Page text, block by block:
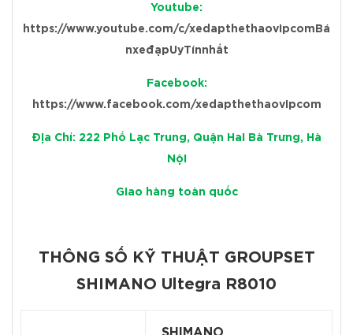
Youtube:
https://www.youtube.com/c/xedapthethaovipcomBá
nxeđạpUyTínnhất
Facebook:
https://www.facebook.com/xedapthethaovipcom
Địa Chỉ: 222 Phố Lạc Trung, Quận Hai Bà Trưng, Hà
Nội
Giao hàng toàn quốc
THÔNG SỐ KỸ THUẬT GROUPSET
SHIMANO Ultegra R8010